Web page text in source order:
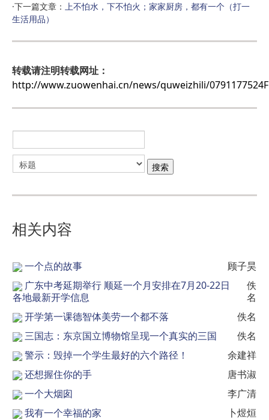
·下一篇文章： 上不怕水，下不怕火；家家厨房，都有一个（打一
生活用品）
转载请注明转载网址：
http://www.zuowenhai.cn/news/quweizhili/
相关内容
一个点的故事
顾子昊
广东中考延期举行 顺延一个月安排在7月20-22日
各地最新开学信息
佚
名
开学第一课德智体美劳一个都不落
佚名
三国志：东京国立博物馆呈现一个真实的三国
佚名
警示：毁掉一个学生最好的六个路径！
余建祥
还想握住你的手
唐书淑
一个大烟囱
李广清
我有一个幸福的家
卜煜烜